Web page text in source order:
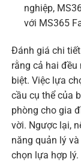
nghiệp,
với MS365
Đánh giá chi
rằng cả hai
biệt. Việc lựa
cầu cụ thể của
phòng cho gia
vời. Ngược lại,
năng quản lý
chọn lựa hợp lý.